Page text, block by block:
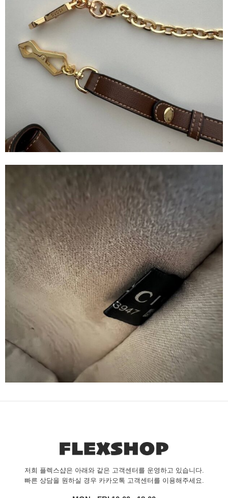
저희 플렉스샵은 아래와 같은 고객센터를 운영하고 있습니다.
빠른 상담을 원하실 경우 카카오톡 고객센터를 이용해주세요.